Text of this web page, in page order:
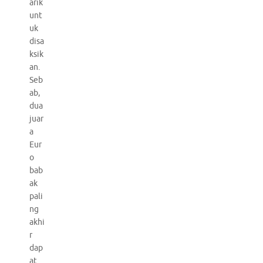
arik
unt
uk
disa
ksik
an.
Seb
ab,
dua
juar
a
Eur
o
bab
ak
pali
ng
akhi
r
dap
at